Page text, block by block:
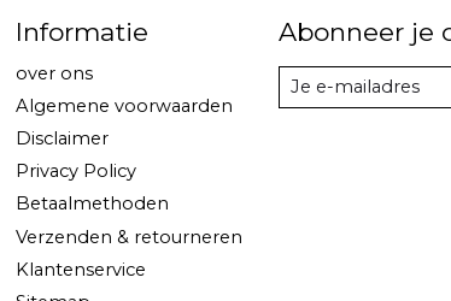
Informatie
over ons
Algemene voorwaarden
Disclaimer
Privacy Policy
Betaalmethoden
Verzenden & retourneren
Klantenservice
Abonneer je